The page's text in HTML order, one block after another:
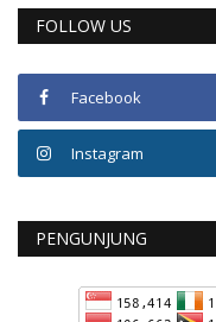
FOLLOW US
Facebook
Instagram
PENGUNJUNG